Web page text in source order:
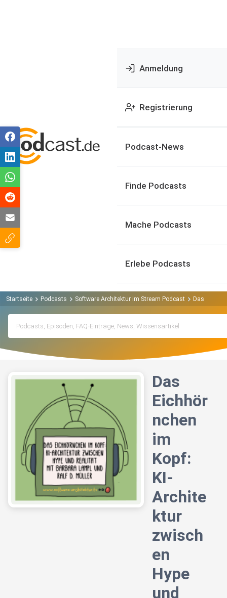
Anmeldung
Registrierung
Podcast-News
Finde Podcasts
Mache Podcasts
Erlebe Podcasts
Startseite Podcasts Software Architektur im Stream Podcast Das
Das
Eichhör
nchen
im
Kopf:
KI-
Archite
ktur
zwisch
en
Hype
und